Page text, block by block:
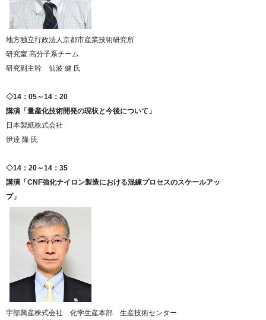
地方独立行政法人京都市産業技術研究所
研究室 高分子系チーム
研究副主幹 仙波 健 氏
◇14：05～14：20
講演「量産化技術開発の現状と今後について」
日本製紙株式会社
伊達 隆 氏
◇14：20～14：35
講演「CNF強化ナイロン製造における混練プロセスのスケールアッ
プ」
宇部興産株式会社 化学生産本部 生産技術センター